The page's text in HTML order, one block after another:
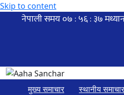
Skip to content
मुख्य समाचार स्थानीय समाचार